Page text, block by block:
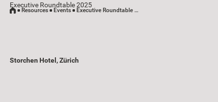
Executive Roundtable 2025
Storchen Hotel, Zürich
Resources Events Executive Roundtable 2025